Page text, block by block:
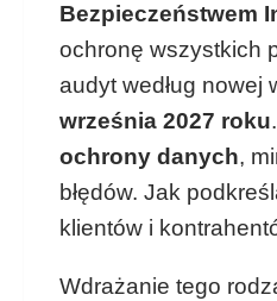
Bezpieczeństwem
ochronę wszystkich
audyt według nowej
września 2027 roku
ochrony danych,
błędów. Jak
klientów i
Wdrażanie tego